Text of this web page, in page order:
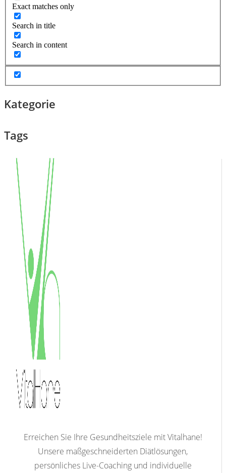
Exact matches only
Search in title
Search in content
Kategorie
Tags
Erreichen Sie Ihre Gesundheitsziele mit Vitalhane!
Unsere maßgeschneiderten Diätlösungen,
persönliches Live-Coaching und individuelle